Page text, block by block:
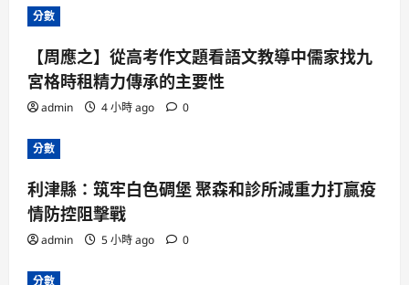
分數
【周應之】從高考作文題看語文教導中儒家找九
宮格時租精力傳承的主要性
admin 4 小時 ago 0
分數
利津縣：筑牢白色碉堡 聚森和診所減重力打贏疫
情防控阻擊戰
admin 5 小時 ago 0
分數